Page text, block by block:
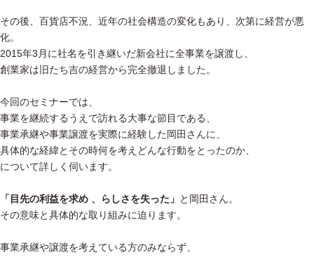
その後、百貨店不況、近年の社会構造の変化もあり、次第に経営が悪
化。
2015年3月に社名を引き継いだ新会社に全事業を譲渡し、
創業家は旧たち吉の経営から完全撤退しました。
今回のセミナーでは、
事業を継続するうえで訪れる大事な節目である、
事業承継や事業譲渡を実際に経験した岡田さんに、
具体的な経緯とその時何を考えどんな行動をとったのか、
について詳しく伺います。
「目先の利益を求め 、らしさを失った」 と岡田さん。
その意味と具体的な取り組みに迫ります。
事業承継や譲渡を考えている方のみならず、